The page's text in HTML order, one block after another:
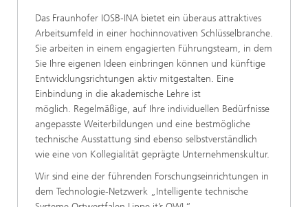
Das Fraunhofer IOSB-INA bietet ein überaus attraktives
Arbeitsumfeld in einer hochinnovativen Schlüsselbranche.
Sie arbeiten in einem engagierten Führungsteam, in dem
Sie Ihre eigenen Ideen einbringen können und künftige
Entwicklungsrichtungen aktiv mitgestalten. Eine
Einbindung in die akademische Lehre ist
möglich. Regelmäßige, auf Ihre individuellen Bedürfnisse
angepasste Weiterbildungen und eine bestmögliche
technische Ausstattung sind ebenso selbstverständlich
wie eine von Kollegialität geprägte Unternehmenskultur.
Wir sind eine der führenden Forschungseinrichtungen in
dem Technologie-Netzwerk „Intelligente technische